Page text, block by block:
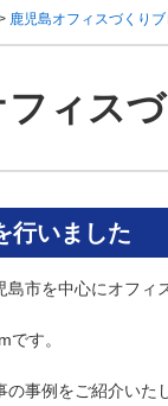
鹿児島オフィスづくり
フィス
行いました
島市を中心にオフィ
です。
事例をご紹介いた